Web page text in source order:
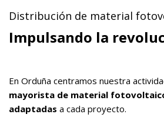
Distribución de material
Impulsando la
En Orduña centramos nuestra
mayorista de material
adaptadas a cada proyecto.